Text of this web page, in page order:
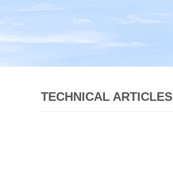
TECHNICAL ARTICLES